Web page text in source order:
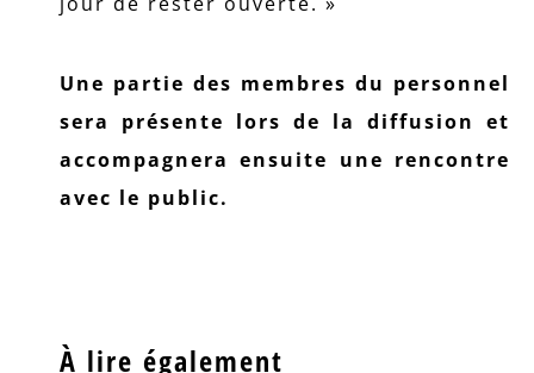
Une partie des membres du personnel
sera présente lors de la diffusion et
accompagnera ensuite une rencontre
avec le public.
À lire également